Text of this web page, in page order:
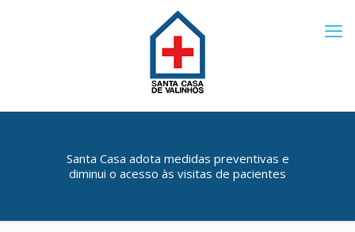
Santa Casa adota medidas preventivas e
diminui o acesso às visitas de pacientes